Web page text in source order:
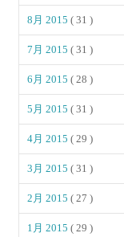
8月 2015( 31 )
7月 2015( 31 )
6月 2015( 28 )
5月 2015( 31 )
4月 2015( 29 )
3月 2015( 31 )
2月 2015( 27 )
1月 2015( 29 )